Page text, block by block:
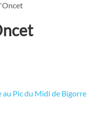
au Pic du Midi de Bigorre